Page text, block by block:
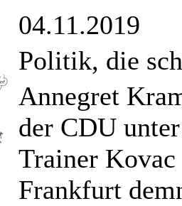
04.11.2019
Politik, die
Annegret
der CDU
Trainer
Frankfurt